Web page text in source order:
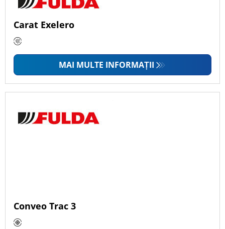
Carat Exelero
MAI MULTE INFORMAȚII
Conveo Trac 3